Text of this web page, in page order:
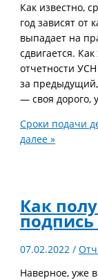
Как известно,
год зависят от
выпадает на
сдвигается.
отчетности
за предыдущий,
— своя дорого,
Сроки подачи
далее »
Как
подпись
07.02.2022/
Наверное, уже